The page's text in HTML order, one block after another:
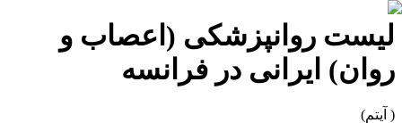
لیست روانپزشکی (اعصاب و
روان) ایرانی در فرانسه
( آیتم)